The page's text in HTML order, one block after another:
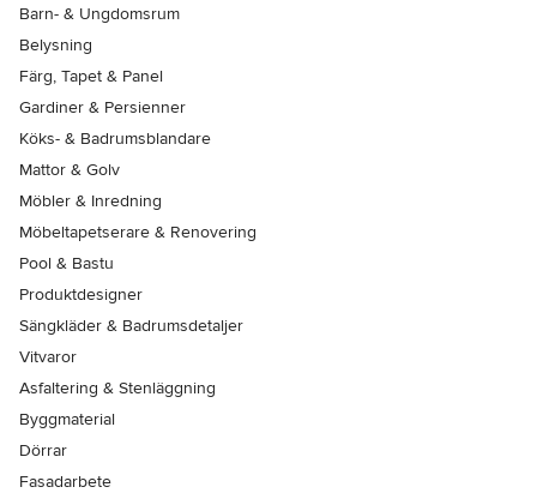
Barn- & Ungdomsrum
Belysning
Färg, Tapet & Panel
Gardiner & Persienner
Köks- & Badrumsblandare
Mattor & Golv
Möbler & Inredning
Möbeltapetserare & Renovering
Pool & Bastu
Produktdesigner
Sängkläder & Badrumsdetaljer
Vitvaror
Asfaltering & Stenläggning
Byggmaterial
Dörrar
Fasadarbete